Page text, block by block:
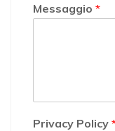
Messaggio *
Privacy Policy